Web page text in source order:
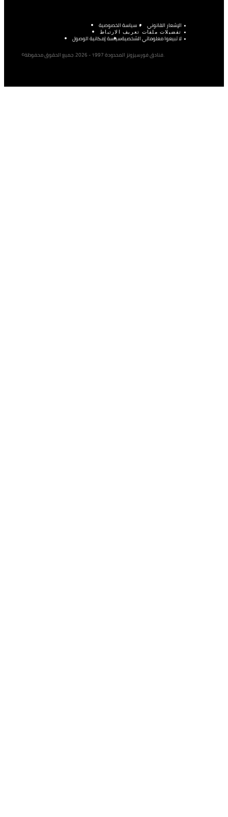
الإشعار القانوني سياسة الخصوصية
تفضيلات ملفات تعريف الارتباط
لا تبيعوا معلوماتي الشخصيةسياسة إمكانية الوصول
©فنادق فورسيزونز المحدودة 1997 - 2026. جميع الحقوق محفوظة.